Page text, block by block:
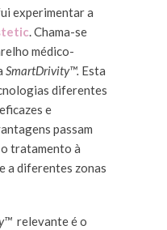
experimentar a
. Chama-se
médico-
SmartDrivity™. Esta
diferentes
e
passam
tratamento à
a diferentes zonas
relevante é o